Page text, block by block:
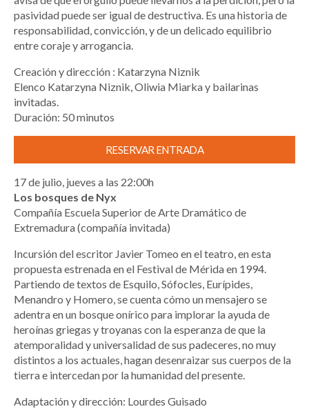
pasividad puede ser igual de destructiva. Es una historia de
responsabilidad, convicción, y de un delicado equilibrio
entre coraje y arrogancia.
Creación y dirección : Katarzyna Niznik
Elenco Katarzyna Niznik, Oliwia Miarka y bailarinas
invitadas.
Duración: 50 minutos
RESERVAR ENTRADA
17 de julio, jueves a las 22:00h
Los bosques de Nyx
Compañía Escuela Superior de Arte Dramático de
Extremadura (compañía invitada)
Incursión del escritor Javier Tomeo en el teatro, en esta
propuesta estrenada en el Festival de Mérida en 1994.
Partiendo de textos de Esquilo, Sófocles, Eurípides,
Menandro y Homero, se cuenta cómo un mensajero se
adentra en un bosque onírico para implorar la ayuda de
heroínas griegas y troyanas con la esperanza de que la
atemporalidad y universalidad de sus padeceres, no muy
distintos a los actuales, hagan desenraizar sus cuerpos de la
tierra e intercedan por la humanidad del presente.
Adaptación y dirección: Lourdes Guisado